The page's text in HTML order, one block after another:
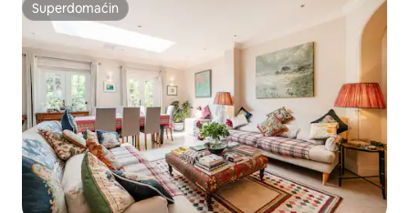
Superdomaćin
Superdomaćin